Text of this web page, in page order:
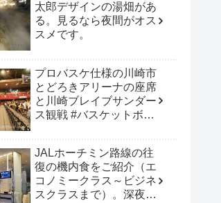
太郎デザインの湯畑があ
る。見るなら夜間がオス
スメです。
プロバスケ仕様の川崎市
とどろきアリーナの座席
と川崎ブレイブサンダー
ス観戦 #バスケットボー
JALホーチミン路線の往
復の機内食をご紹介（エ
コノミークラス～ビジネ
スクラスまで）。深夜便